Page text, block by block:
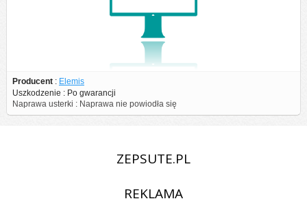
Niezależnie od wszystkiego mamy nadzieję że nasz serwis spełni
Producent: Elemis
Uszkodzenie : Po gwarancji
Naprawa usterki : Naprawa nie powiodła się
ZEPSUTE.PL
REKLAMA